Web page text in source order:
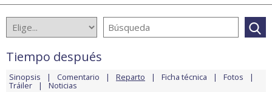
Tiempo después
Sinopsis Comentario Reparto Ficha técnica Fotos
Tráiler Noticias